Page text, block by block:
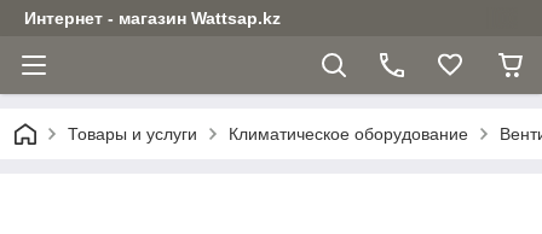
Интернет - магазин Wattsap.kz
Товары и услуги Климатическое оборудование